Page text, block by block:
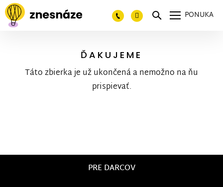
PONUKA
ĎAKUJEME
Táto zbierka je už ukončená a nemožno na ňu
prispievať.
PRE DARCOV